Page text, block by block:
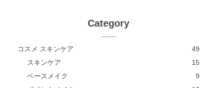
Category
コスメ スキンケア
49
スキンケア
15
ベースメイク
9